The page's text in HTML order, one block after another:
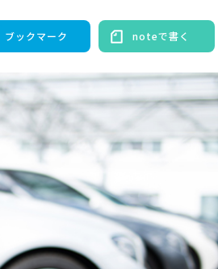
ブックマーク noteで書く